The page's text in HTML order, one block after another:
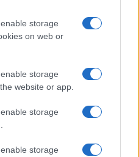
storage
on web or
storage
website or app.
storage
storage